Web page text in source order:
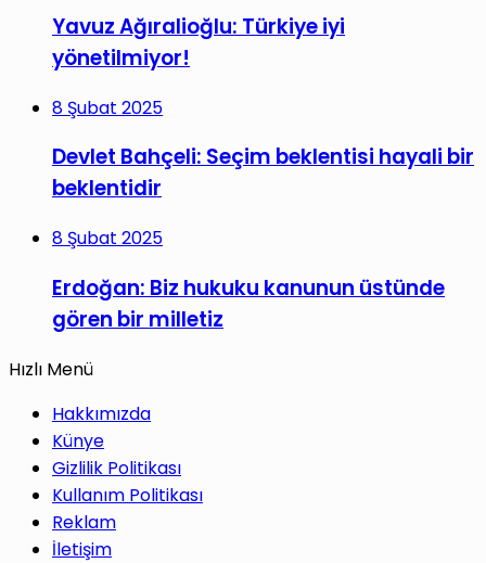
Yavuz Ağıralioğlu: Türkiye iyi
yönetilmiyor!
8 Şubat 2025
Devlet Bahçeli: Seçim beklentisi hayali bir
beklentidir
8 Şubat 2025
Erdoğan: Biz hukuku kanunun üstünde
gören bir milletiz
Hızlı Menü
Hakkımızda
Künye
Gizlilik Politikası
Kullanım Politikası
Reklam
İletişim